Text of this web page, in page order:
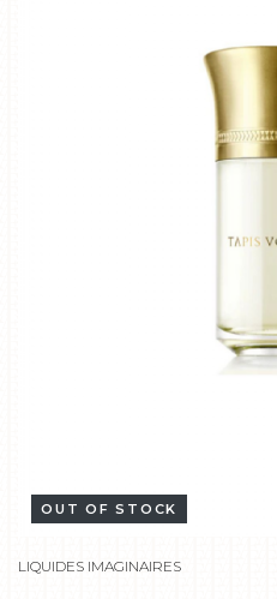
OUT OF STOCK
LIQUIDES IMAGINAIRES